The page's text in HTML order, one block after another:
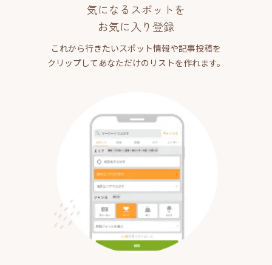
気になるスポットを
お気に入り登録
これから行きたいスポット情報や記事投稿を
クリップしてあなただけのリストを作れます。